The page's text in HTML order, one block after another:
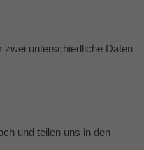
zwei unterschiedliche Daten
und teilen uns in den